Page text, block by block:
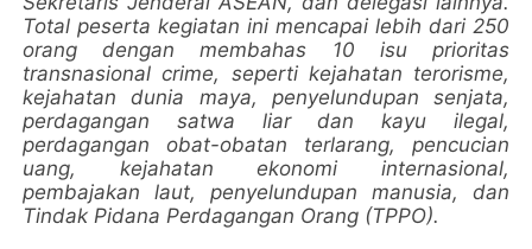
Total peserta kegiatan ini mencapai lebih dari 250
orang dengan membahas 10 isu prioritas
transnasional crime, seperti kejahatan terorisme,
kejahatan dunia maya, penyelundupan senjata,
perdagangan satwa liar dan kayu ilegal,
perdagangan obat-obatan terlarang, pencucian
uang, kejahatan ekonomi internasional,
pembajakan laut, penyelundupan manusia, dan
Tindak Pidana Perdagangan Orang (TPPO).